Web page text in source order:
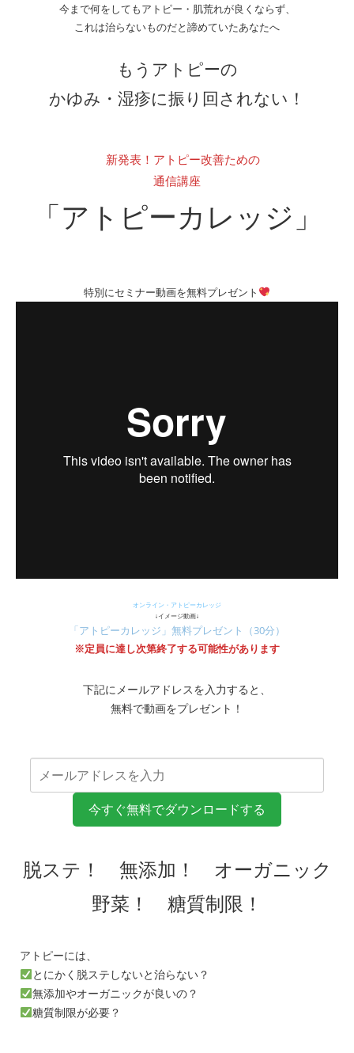
今まで何をしてもアトピー・肌荒れが良くならず、
これは治らないものだと諦めていたあなたへ
もうアトピーの
かゆみ・湿疹に振り回されない！
新発表！アトピー改善ための
通信講座
「アトピーカレッジ」
特別にセミナー動画を無料プレゼント
オンライン・アトピーカレッジ
↓イメージ動画↓
「アトピーカレッジ」無料プレゼント（30分）
※定員に達し次第終了する可能性があります
下記にメールアドレスを入力すると、
無料で動画をプレゼント！
今すぐ無料でダウンロードする
脱ステ！ 無添加！ オーガニック
野菜！ 糖質制限！
アトピーには、
とにかく脱ステしないと治らない？
無添加やオーガニックが良いの？
糖質制限が必要？